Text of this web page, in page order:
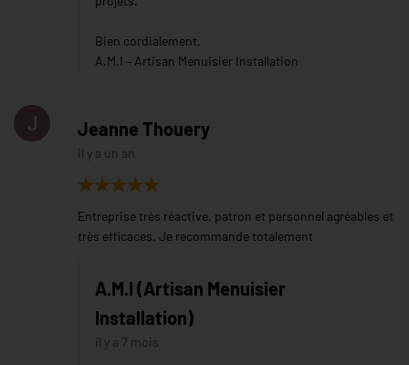
Bien cordialement,
A.M.I – Artisan Menuisier Installation
Jeanne Thouery
il y a un an
Entreprise très réactive, patron et personnel agréables et
très efficaces. Je recommande totalement
A.M.I (Artisan Menuisier
Installation)
il y a 7 mois